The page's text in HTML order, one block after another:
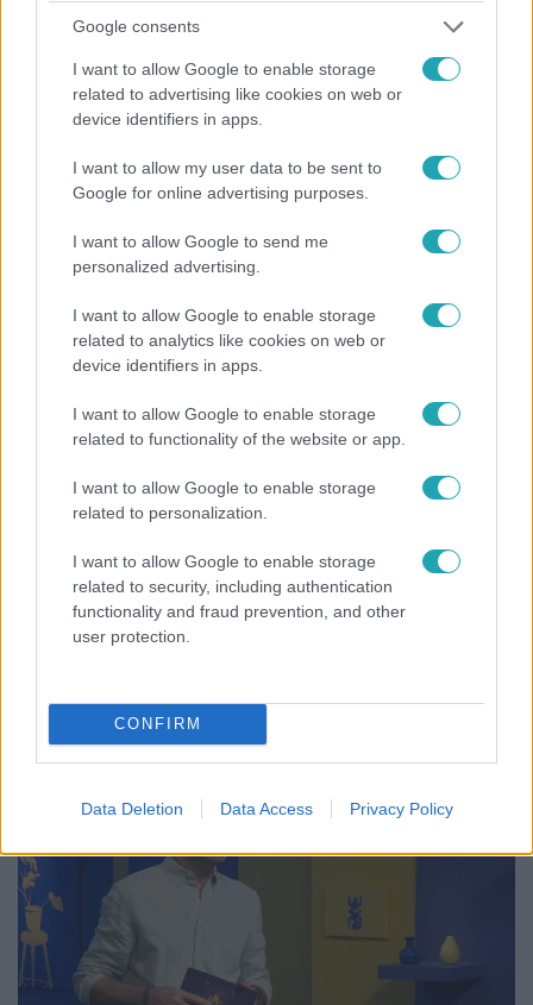
Google consents
I want to allow Google to enable storage
related to advertising like cookies on web or
device identifiers in apps.
I want to allow my user data to be sent to
Google for online advertising purposes.
I want to allow Google to send me
personalized advertising.
I want to allow Google to enable storage
related to analytics like cookies on web or
device identifiers in apps.
I want to allow Google to enable storage
related to functionality of the website or app.
I want to allow Google to enable storage
related to personalization.
I want to allow Google to enable storage
related to security, including authentication
functionality and fraud prevention, and other
user protection.
CONFIRM
Data Deletion Data Access Privacy Policy
Ingatlanvadászok
2026. március 3. 21:45
Drága játékkonzollal fizette volna le vevőjét az
egyik Ingatlanvadász
Az Ingatlanvadászokban Kósa Áron finomságokkal és egy
drága játékkonzollal próbálta meggyőzni vevőit, hogy az ő